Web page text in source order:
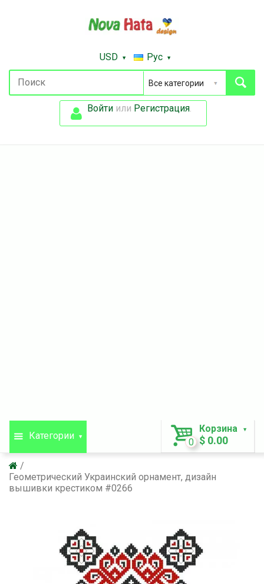
USD Рус
Войти или Регистрация
Категории
Корзина
0 $ 0.00
Геометрический Украинский орнамент, дизайн
вышивки крестиком #0266